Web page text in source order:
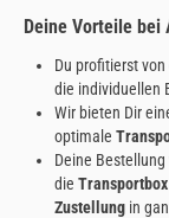
Deine Vorteile bei
Du profitierst
die individuellen
Wir bieten Dir
optimale
Deine
die Transportbox
Zustellungin